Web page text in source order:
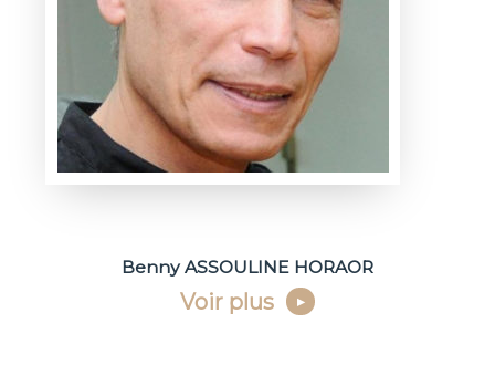
Benny ASSOULINE HORAOR
Voir plus